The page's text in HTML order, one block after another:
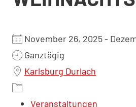
November 26, 2025 -
Ganztägig
Karlsburg Durlach
Veranstaltungen